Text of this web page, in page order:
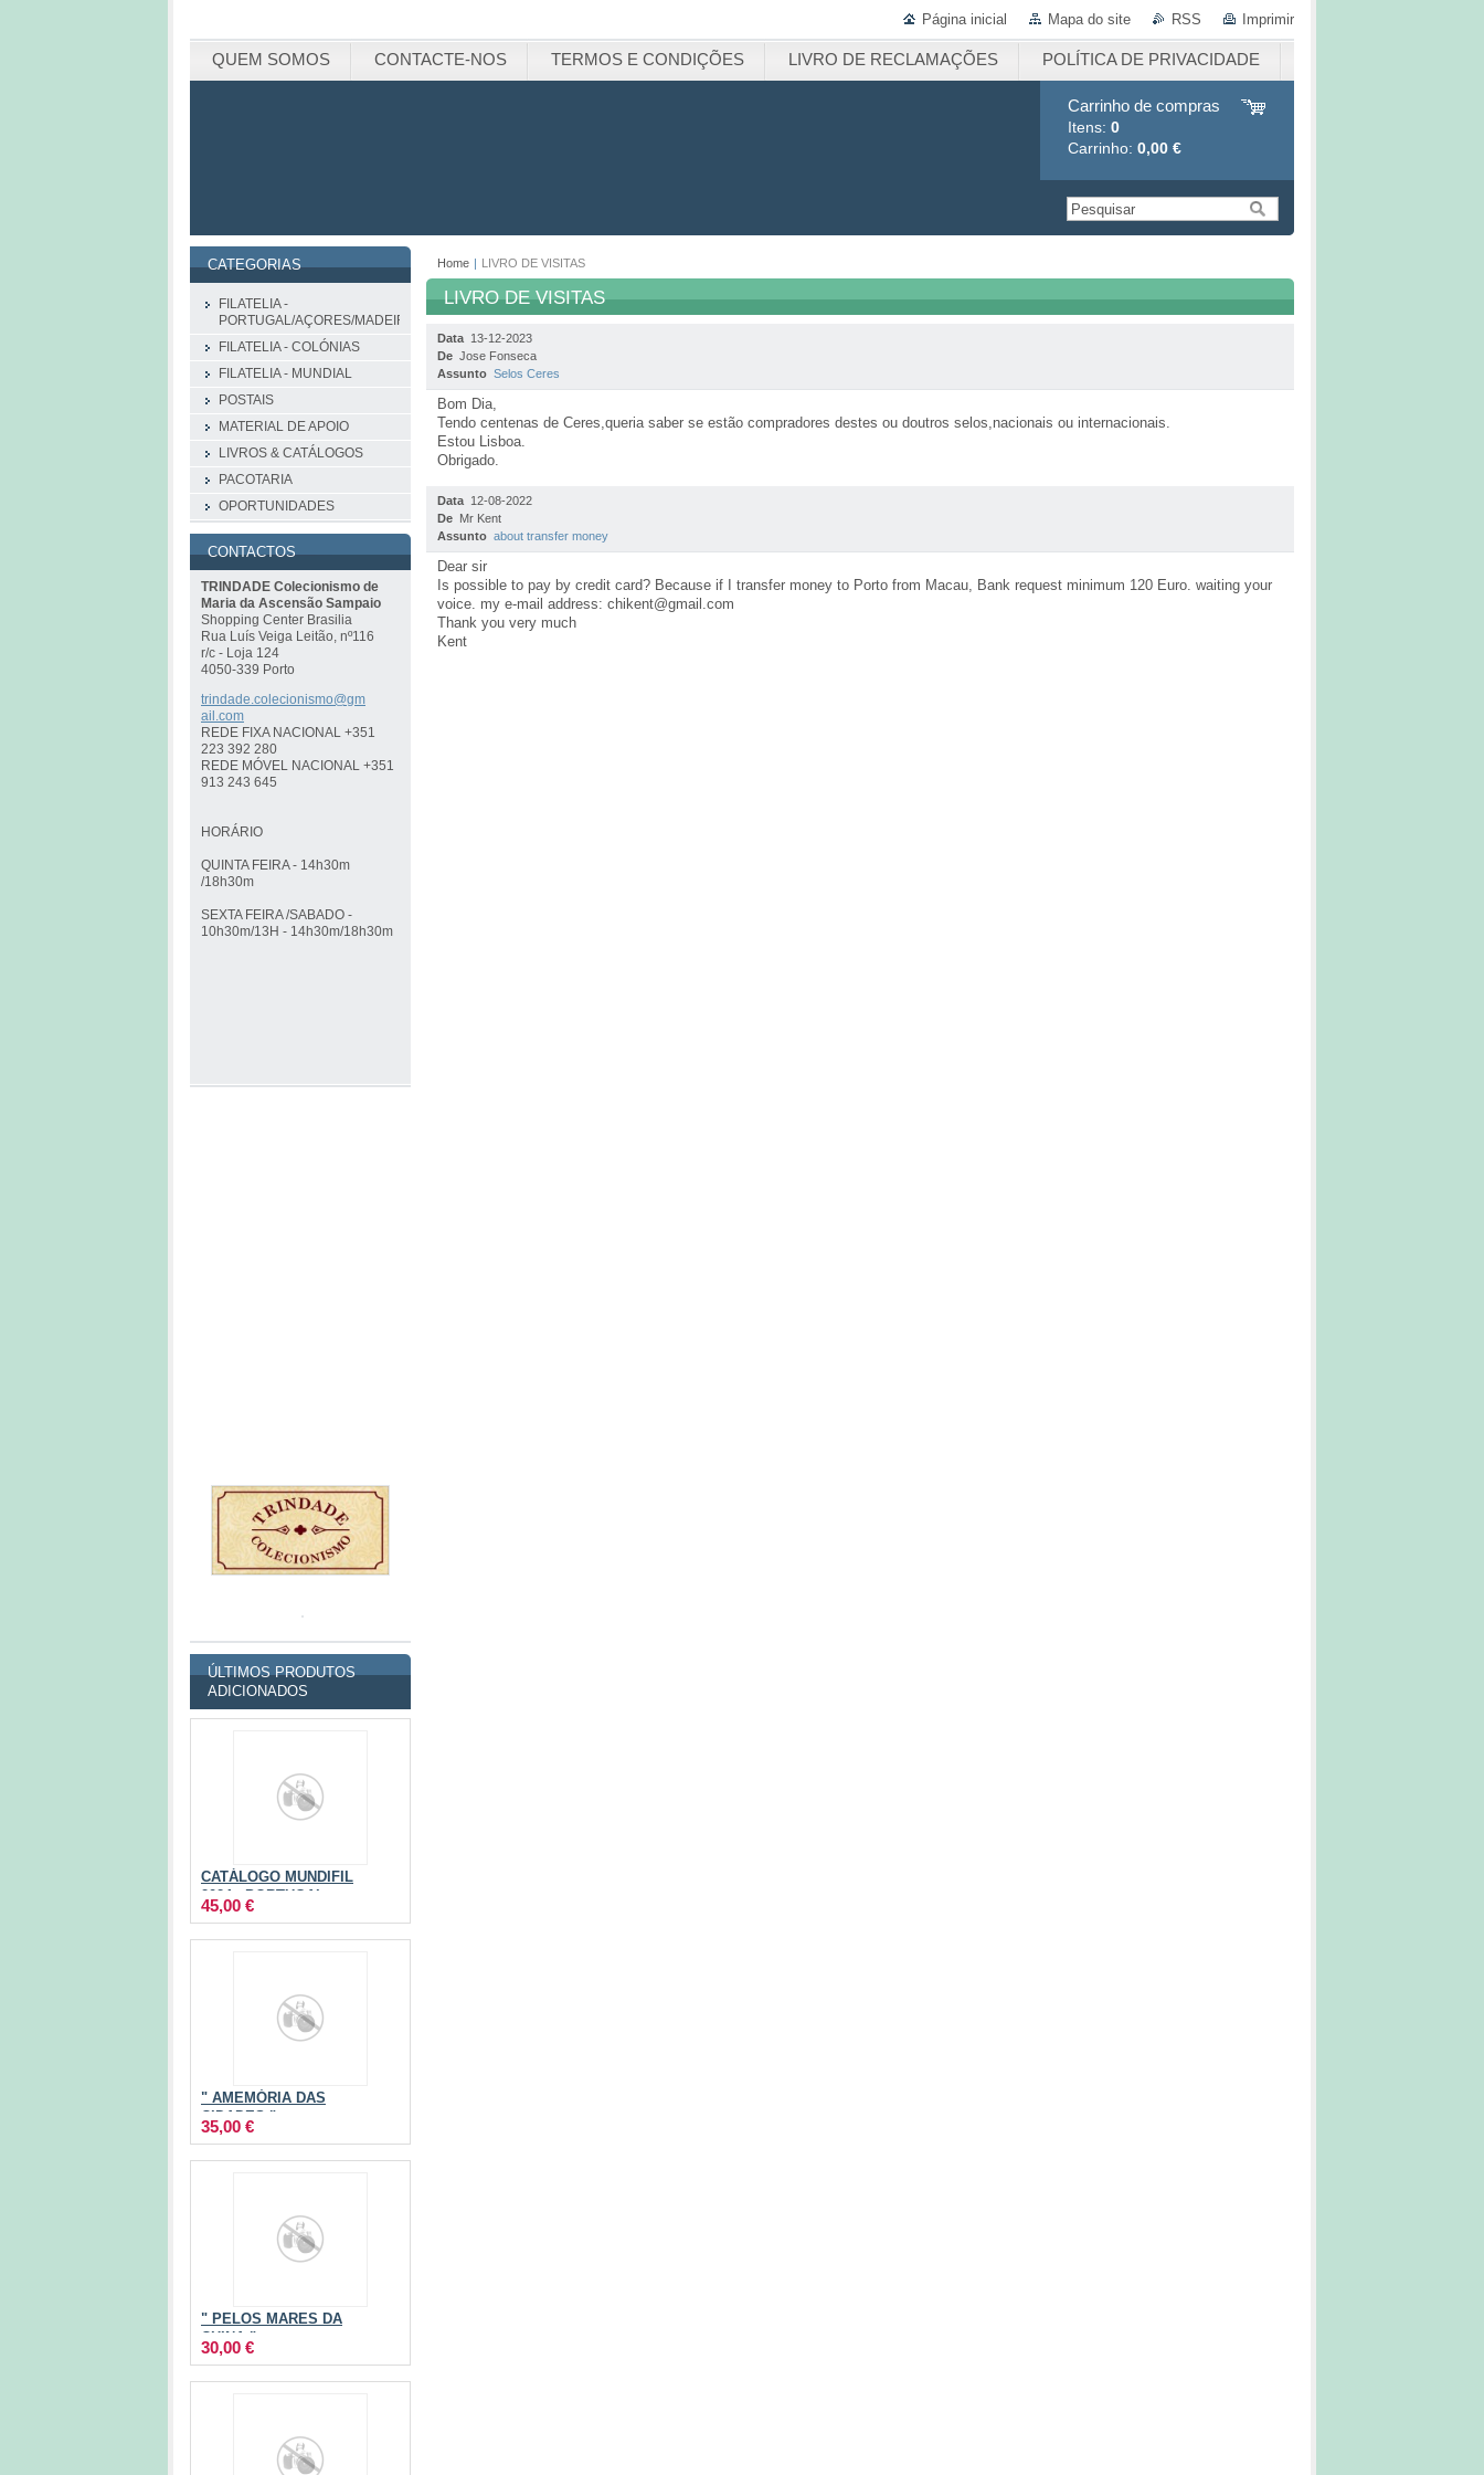
Página inicial Mapa do site RSS Imprimir
QUEM SOMOS CONTACTE-NOS TERMOS E CONDIÇÕES LIVRO DE RECLAMAÇÕES POLÍTICA DE PRIVACIDADE
Carrinho de compras
Itens: 0
Carrinho: 0,00 €
Home | LIVRO DE VISITAS
LIVRO DE VISITAS
Data 13-12-2023
De Jose Fonseca
Assunto Selos Ceres
Bom Dia,
Tendo centenas de Ceres,queria saber se estão compradores destes ou doutros selos,nacionais ou internacionais.
Estou Lisboa.
Obrigado.
Data 12-08-2022
De Mr Kent
Assunto about transfer money
Dear sir
Is possible to pay by credit card? Because if I transfer money to Porto from Macau, Bank request minimum 120 Euro. waiting your
voice. my e-mail address: chikent@gmail.com
Thank you very much
Kent
CATEGORIAS
FILATELIA -
PORTUGAL/AÇORES/MADEIRA
FILATELIA - COLÓNIAS
FILATELIA - MUNDIAL
POSTAIS
MATERIAL DE APOIO
LIVROS & CATÁLOGOS
PACOTARIA
OPORTUNIDADES
CONTACTOS
TRINDADE Colecionismo de
Maria da Ascensão Sampaio
Shopping Center Brasilia
Rua Luís Veiga Leitão, nº116
r/c - Loja 124
4050-339 Porto
trindade .colecionismo@gm
ail.com
REDE FIXA NACIONAL +351
223 392 280
REDE MÓVEL NACIONAL +351
913 243 645
HORÁRIO
QUINTA FEIRA - 14h30m
/18h30m
SEXTA FEIRA /SABADO -
10h30m/13H - 14h30m/18h30m
ÚLTIMOS PRODUTOS
ADICIONADOS
CATÁLOGO MUNDIFIL
2024 - PORTUGAL
AÇORES E MADEIRA
45,00 €
" AMEMÓRIA DAS
CIDADES "
35,00 €
" PELOS MARES DA
CHINA "
30,00 €